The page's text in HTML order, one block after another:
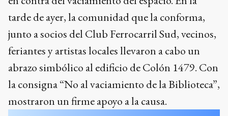
abrazo simbólico al edificio de Colón 1479. Con
la consigna “No al vaciamiento de la Biblioteca”,
mostraron un firme apoyo a la causa.
¿qué querés saber?
Dame un resumen